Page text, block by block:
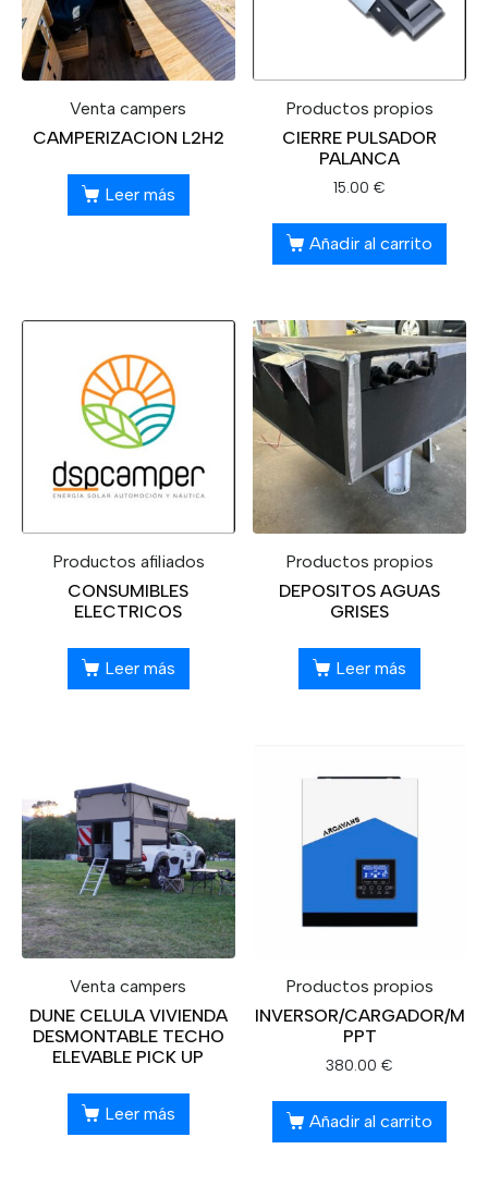
Venta campers
CAMPERIZACION L2H2
Leer más
Productos propios
CIERRE PULSADOR
PALANCA
15.00€
Añadir al carrito
Productos afiliados
CONSUMIBLES
ELECTRICOS
Leer más
Productos propios
DEPOSITOS AGUAS
GRISES
Leer más
Venta campers
DUNE CELULA VIVIENDA
DESMONTABLE TECHO
ELEVABLE PICK UP
Leer más
Productos propios
INVERSOR/CARGADOR/M
PPT
380.00€
Añadir al carrito